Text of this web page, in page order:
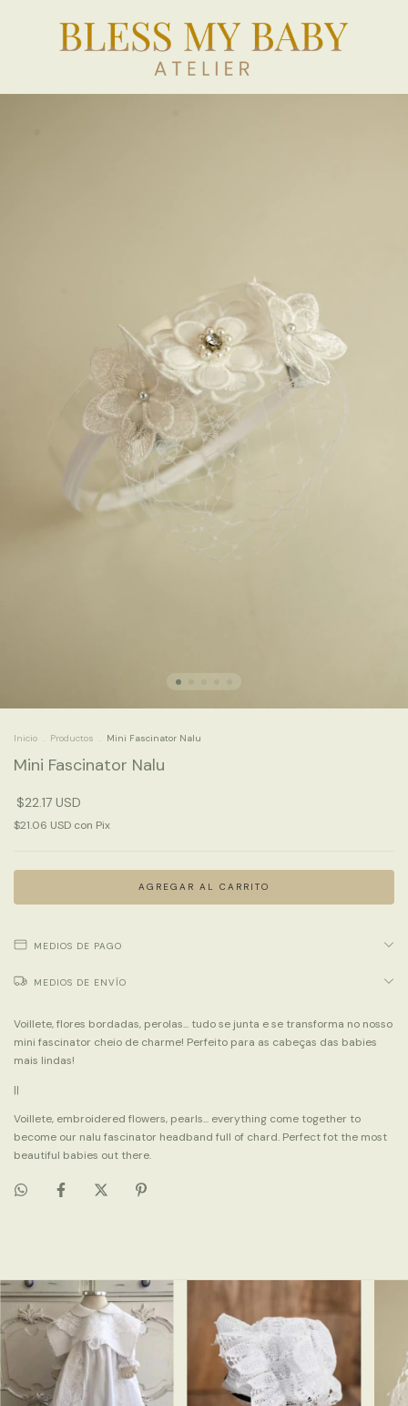
Inicio Productos Mini Fascinator Nalu
Mini Fascinator Nalu
$22.17 USD
$21.06 USD con Pix
MEDIOS DE PAGO
MEDIOS DE ENVÍO
Voillete, flores bordadas, perolas... tudo se junta e se transforma no nosso
mini fascinator cheio de charme! Perfeito para as cabeças das babies
mais lindas!
||
Voillete, embroidered flowers, pearls... everything come together to
become our nalu fascinator headband full of chard. Perfect fot the most
beautiful babies out there.